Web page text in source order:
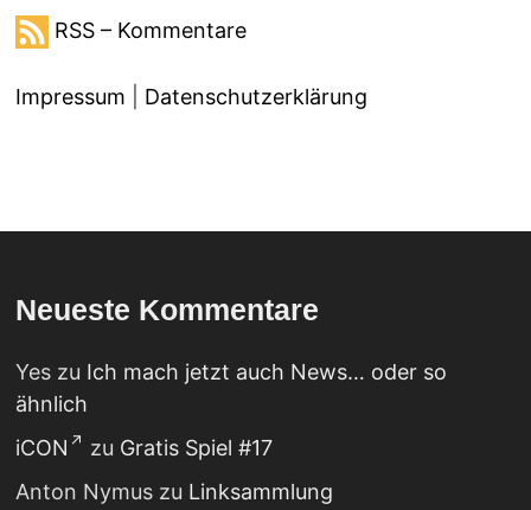
RSS – Kommentare
Impressum Datenschutzerklärung
Neueste Kommentare
Yeszu Ich mach jetzt auch News… oder so
ähnlich
iCON
zu Gratis Spiel #17
Anton Nymuszu Linksammlung